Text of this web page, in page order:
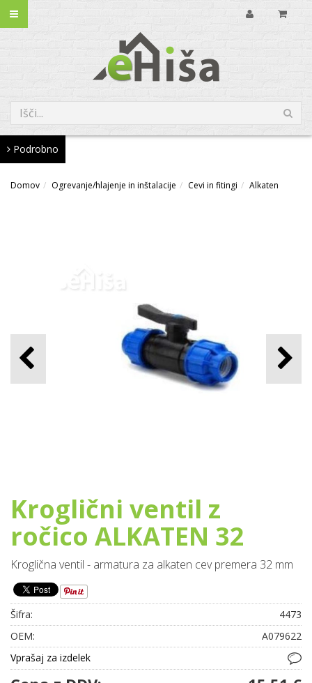
Podrobno
Domov Ogrevanje/hlajenje in inštalacije Cevi in fitingi Alkaten
Kroglični ventil z
ročico ALKATEN 32
Kroglična ventil - armatura za alkaten cev premera 32 mm
Šifra:
4473
OEM:
A079622
Vprašaj za izdelek